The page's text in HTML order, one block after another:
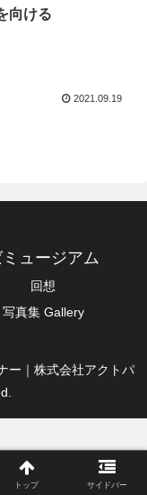
向ける
2021.09.19
ュージアム
回想
写真集 Gallery
ー｜株式会社アクトパ
トップ サイドバー